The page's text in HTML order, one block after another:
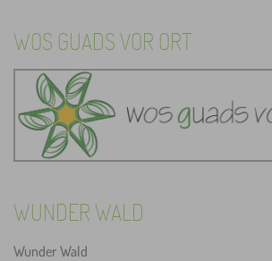
WOS GUADS VOR ORT
WUNDER WALD
Wunder Wald